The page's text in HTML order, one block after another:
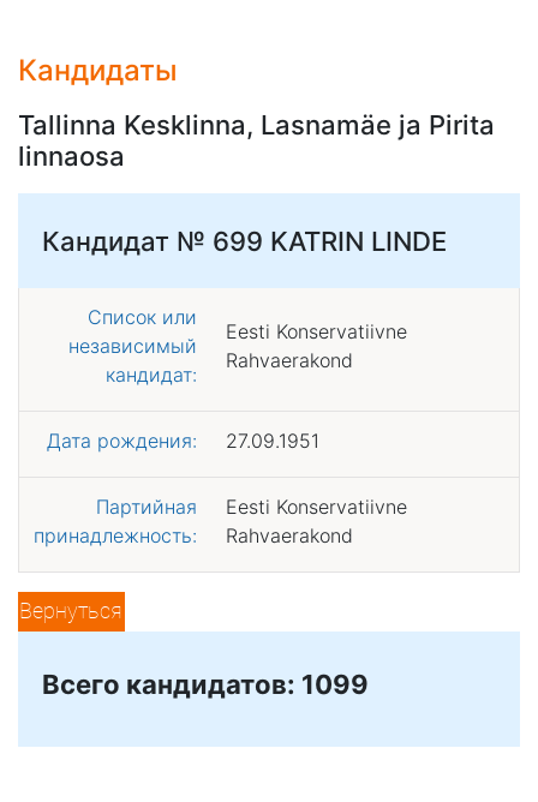
Кандидаты
Tallinna Kesklinna, Lasnamäe ja Pirita
linnaosa
Кандидат № 699 KATRIN LINDE
Список или
независимый
кандидат:
Eesti Konservatiivne
Rahvaerakond
Дата рождения: 27.09.1951
Партийная
принадлежность:
Eesti Konservatiivne
Rahvaerakond
Вернуться
Всего кандидатов: 1099